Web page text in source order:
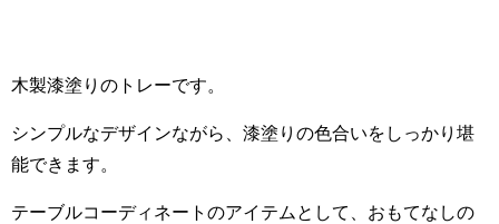
木製漆塗りのトレーです。
シンプルなデザインながら、漆塗りの色合いをしっかり堪
能できます。
テーブルコーディネートのアイテムとして、おもてなしの